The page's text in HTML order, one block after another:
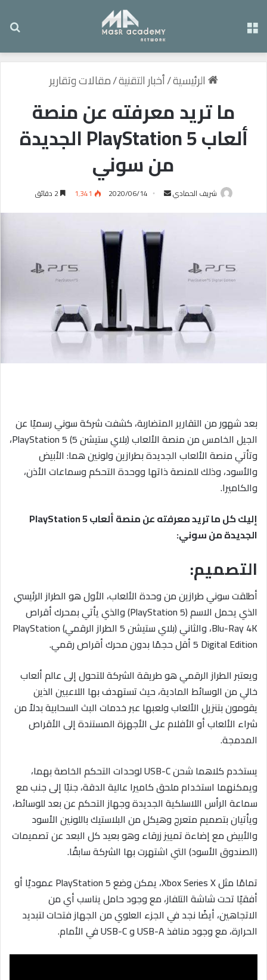
الرئيسية/أخبار التقنية/مقالات وتقارير
ما تريد معرفته عن منصة
ألعاب PlayStation 5 الجديدة
من سوني
شريف الحمادي
ل
ب
إ
ل
ت
ي
ا
2020/06/14 1٬341 2 دقائق
بعد شهور من التقارير المتضاربة، كشفت شركة سوني رسميًا عن
الجيل الخامس من منصة الألعاب (بلاي ستيشن 5) PlayStation 5،
وتأتي منصة الألعاب الجديدة بطرازين ولونين هما: الأبيض
والأسود، وذلك للمنصة ذاتها ووحدة التحكم وسماعات الأذن،
والكاميرا.
إليك كل ما تريد معرفته عن منصة ألعاب PlayStation 5
الجديدة من سوني:
التصميم:
أطلقت سوني طرازين من وحدة الألعاب، الأول هو الطراز الرئيسي
الذي يحمل الاسم (PlayStation 5) والذي يأتي بمحرك أقراص
Blu-Ray 4K، والثاني (بلاي ستيشن 5 الطراز الرقمي) PlayStation
5 Digital Edition أقل حجمًا بدون محرك أقراص رقمي.
ويعتبر الطراز الرقمي هو طريقة الشركة للتحول إلى عالم ألعاب
خالي من الوسائط المادية، حيث تستهدف بها اللاعبين الذين
يقومون بتنزيل الألعاب ولعبها عبر خدمات البث السحابية بدلاً من
شراء الألعاب أو الأفلام على الأجهزة المستندة إلى الأقراص
المدمجة.
يستخدم كلاهما شحن USB-C لوحدات التحكم الخاصة بهما،
ويمكنهما استخدام ملحق كاميرا عالية الدقة، جنبًا إلى جنب مع
سماعة الرأس اللاسلكية الجديدة وجهاز التحكم عن بعد للوسائط،
ويأتيان بتصميم متعرج وهيكل من البلاستيك باللونين الأسود
والأبيض مع إضاءة تمييز زرقاء وهو بعيد كل البعد عن تصميمات
(الصندوق الأسود) التي اشتهرت بها الشركة سابقًا.
تمامًا مثل Xbox Series X، يمكن وضع PlayStation 5 عموديًا أو
أفقيًا تحت شاشة التلفاز، مع وجود حامل يناسب أي من
الاتجاهين، أيضًا نجد في الجزء العلوي من الجهاز فتحات لتبديد
الحرارة، مع وجود منافذ USB-A و USB-C في الأمام.